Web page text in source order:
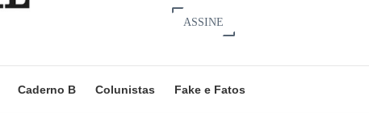
ASSINE
Caderno B Colunistas Fake e Fatos